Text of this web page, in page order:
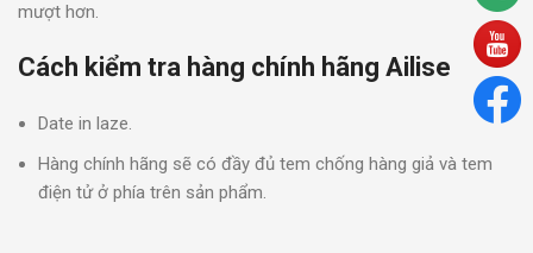
mượt hơn.
Cách kiểm tra hàng chính hãng Ailise
Date in laze.
Hàng chính hãng sẽ có đầy đủ tem chống hàng giả và tem
điện tử ở phía trên sản phẩm.